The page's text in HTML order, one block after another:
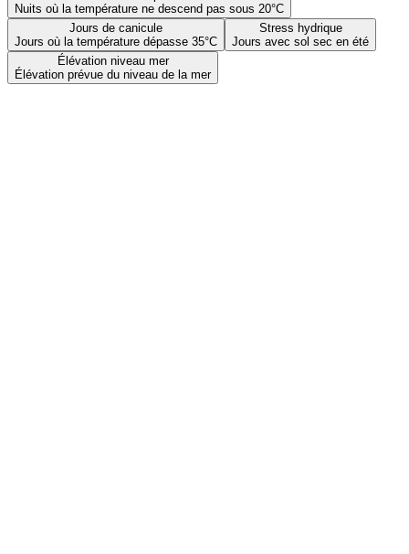
Nuits où la température ne descend pas sous 20°C
Jours de canicule
Jours où la température dépasse 35°C
Stress hydrique
Jours avec sol sec en été
Élévation niveau mer
Élévation prévue du niveau de la mer